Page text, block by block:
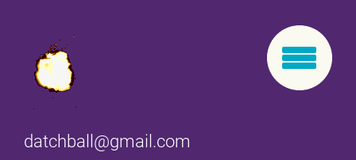
datchball@gmail.com